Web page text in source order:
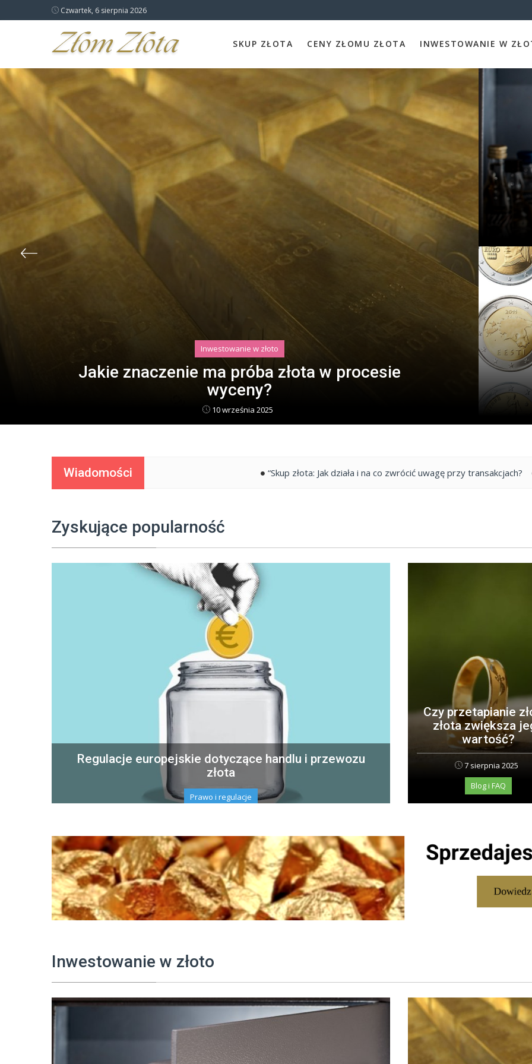
Czwartek, 6 sierpnia 2026
SKUP ZŁOTA CENY ZŁOMU ZŁOTA INWESTOWANIE W
Inwestowanie w złoto
Jak bezpiecznie przechowywać złoto: co
warto wiedzieć?
12 października 2025
Wiadomości “Skup złota: Jak działa i na co zwrócić uwagę przy transakcjach? “Jakie złote
Zyskujące popularność
Regulacje europejskie dotyczące handlu i przewozu
złota
Prawo i regulacje
stabilna inwestycja oraz tradycyjny środek przechowywania wartości.
Jednakże, handel i przewóz złota między...
22 sierpnia 2025
Czy przetapianie
złota zwiększa
wartość?
7 sierpnia 2025
Blog i FAQ
Inwestowanie w złoto